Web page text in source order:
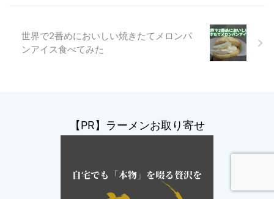
世界で2番めにおいしい焼きたてメロンパ
ンアイス食べてみた
【PR】ラーメンお取り寄せ